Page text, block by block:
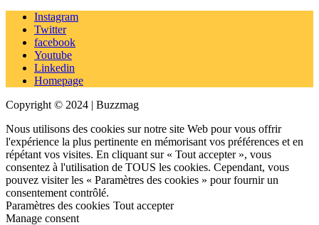
Instagram
Twitter
facebook
Youtube
Linkedin
Homepage
Copyright © 2024 | Buzzmag
Nous utilisons des cookies sur notre site Web pour vous offrir
l'expérience la plus pertinente en mémorisant vos préférences et en
répétant vos visites. En cliquant sur « Tout accepter », vous
consentez à l'utilisation de TOUS les cookies. Cependant, vous
pouvez visiter les « Paramètres des cookies » pour fournir un
consentement contrôlé.
Paramètres des cookies Tout accepter
Manage consent